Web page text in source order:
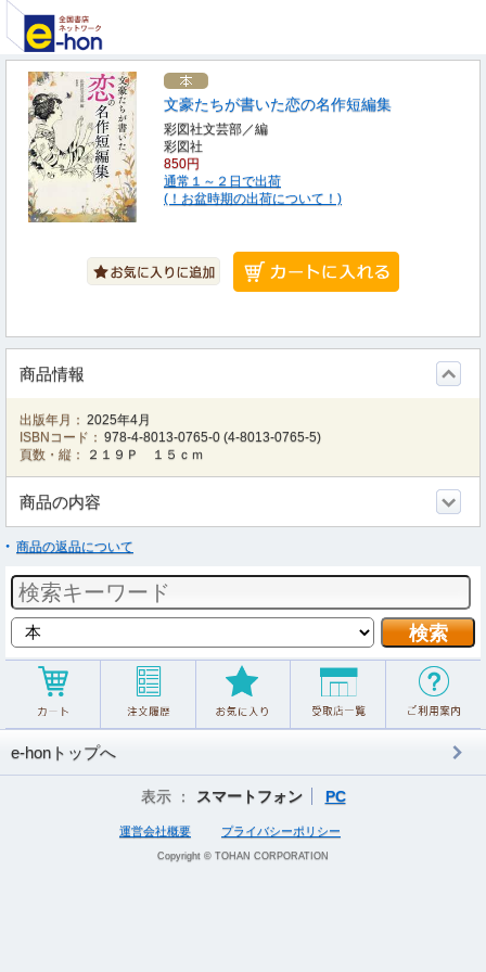
文豪たちが書いた恋の名作短編集
彩図社文芸部／編
彩図社
850円
通常１～２日で出荷
(！お盆時期の出荷について！)
商品情報
出版年月： 2025年4月
ISBNコード： 978-4-8013-0765-0 (4-8013-0765-5)
頁数・縦：
２１９Ｐ １５ｃｍ
商品の内容
商品の返品について
e-honトップへ
表示 ： スマートフォン PC
運営会社概要 プライバシーポリシー
Copyright © TOHAN CORPORATION